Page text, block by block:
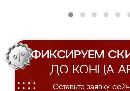
ФИКСИРУЕМ
ДО КОНЦА
Оставьте заявку